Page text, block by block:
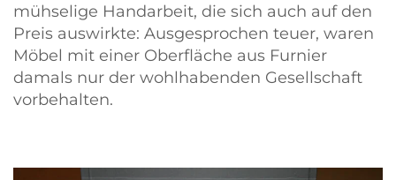
mühselige Handarbeit, die sich auch auf den
Preis auswirkte: Ausgesprochen teuer, waren
Möbel mit einer Oberfläche aus Furnier
damals nur der wohlhabenden Gesellschaft
vorbehalten.